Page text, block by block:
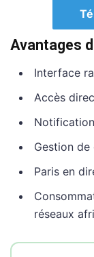
Avantages
Interface
Accès
Gestion
Paris en
réseaux